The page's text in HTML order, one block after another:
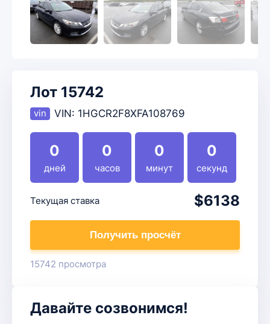
Лот 15742
VIN: 1HGCR2F8XFA108769
0
дней
0
часов
0
минут
0
секунд
Текущая ставка $6138
Получить просчёт
15742 просмотра
Давайте созвонимся!